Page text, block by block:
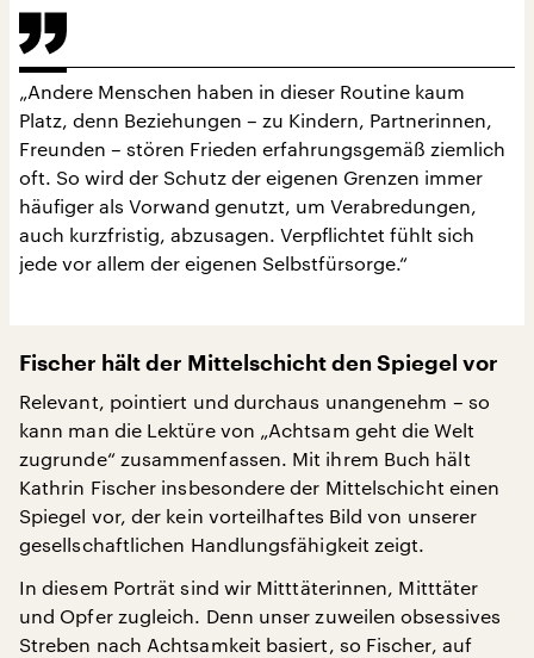
„Andere Menschen haben in dieser Routine kaum
Platz, denn Beziehungen – zu Kindern, Partnerinnen,
Freunden – stören Frieden erfahrungsgemäß ziemlich
oft. So wird der Schutz der eigenen Grenzen immer
häufiger als Vorwand genutzt, um Verabredungen,
auch kurzfristig, abzusagen. Verpflichtet fühlt sich
jede vor allem der eigenen Selbstfürsorge.“
Fischer hält der Mittelschicht den Spiegel vor
Relevant, pointiert und durchaus unangenehm – so
kann man die Lektüre von „Achtsam geht die Welt
zugrunde“ zusammenfassen. Mit ihrem Buch hält
Kathrin Fischer insbesondere der Mittelschicht einen
Spiegel vor, der kein vorteilhaftes Bild von unserer
gesellschaftlichen Handlungsfähigkeit zeigt.
In diesem Porträt sind wir Mitttäterinnen, Mitttäter
und Opfer zugleich. Denn unser zuweilen obsessives
Streben nach Achtsamkeit basiert, so Fischer, auf